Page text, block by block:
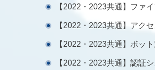
【2022・2023共通】ファ
【2022・2023共通】アク
【2022・2023共通】ボッ
【2022・2023共通】認証